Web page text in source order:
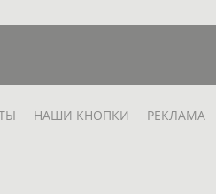
НАШИ КНОПКИ РЕКЛАМА